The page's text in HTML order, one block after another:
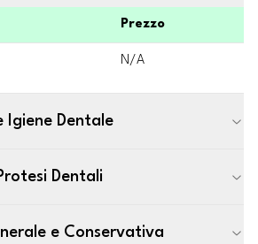
Prezzo
N/A
Igiene Dentale
Dentali
e Conservativa